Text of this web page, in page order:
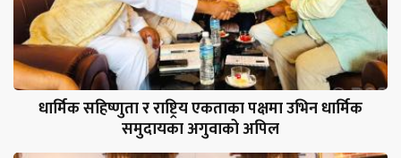
धार्मिक सहिष्णुता र राष्ट्रिय एकताका पक्षमा उभिन धार्मिक
समुदायका अगुवाको अपिल